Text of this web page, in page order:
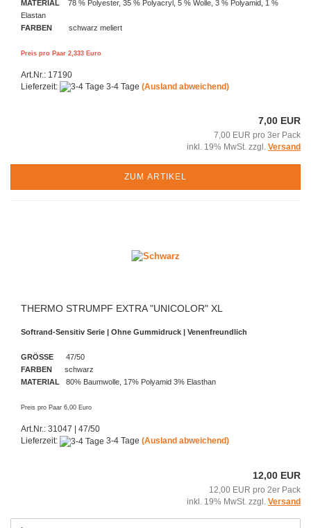
MATERIAL 78 % Polyester, 35 % Polyacryl, 5 % Wolle, 3 % Polyamid, 1 %
Elastan
FARBEN schwarz meliert
Preis pro Paar 2,333 Euro
Art.Nr.: 17190
Lieferzeit:
3-4 Tage (Ausland abweichend)
7,00 EUR
7,00 EUR pro 3er Pack
inkl. 19% MwSt. zzgl. Versand
ZUM ARTIKEL
THERMO STRUMPF EXTRA "UNICOLOR" XL
Softrand-Sensitiv Serie | Ohne Gummidruck | Venenfreundlich
GRÖSSE 47/50
FARBEN schwarz
MATERIAL 80% Baumwolle, 17% Polyamid 3% Elasthan
Preis pro Paar 6,00 Euro
Art.Nr.: 31047 | 47/50
Lieferzeit:
3-4 Tage (Ausland abweichend)
12,00 EUR
12,00 EUR pro 2er Pack
inkl. 19% MwSt. zzgl. Versand